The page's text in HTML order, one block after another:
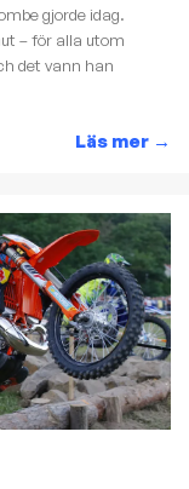
gjorde idag.
– för alla utom
det vann han
Läs mer →